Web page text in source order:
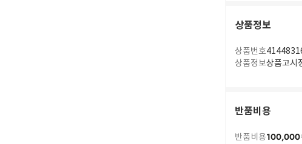
상품정보
상품번호
상품정보상품고시
반품비용
반품비용100,000